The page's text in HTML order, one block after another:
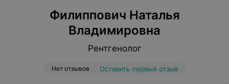
Филиппович Наталья
Владимировна
Рентгенолог
Нет отзывов Оставить первый отзыв